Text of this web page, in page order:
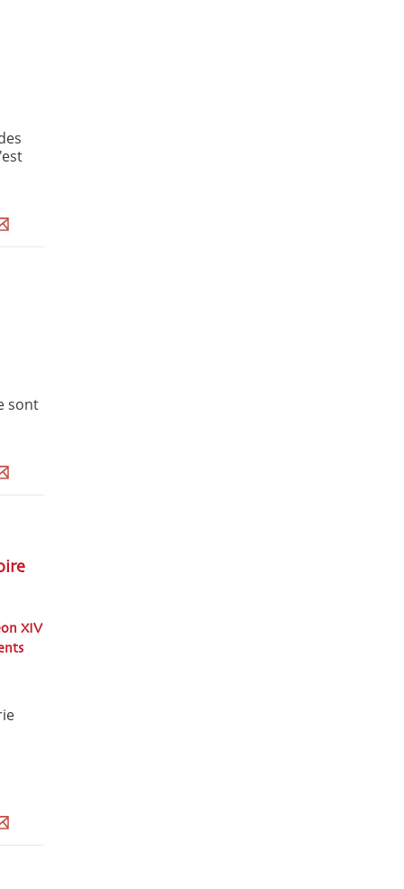
sont
XIV